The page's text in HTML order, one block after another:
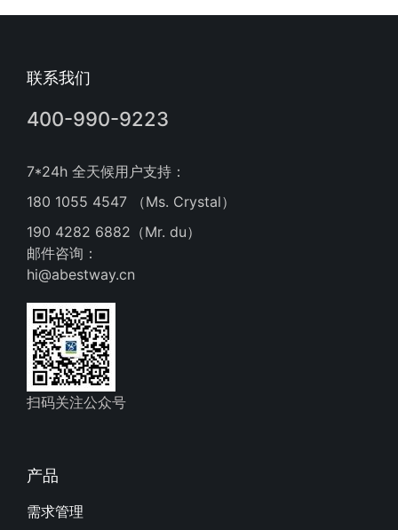
联系我们
400-990-9223
7*24h 全天候用户支持：
180 1055 4547 （Ms. Crystal）
190 4282 6882（Mr. du）
邮件咨询：
hi@abestway.cn
扫码关注公众号
产品
需求管理